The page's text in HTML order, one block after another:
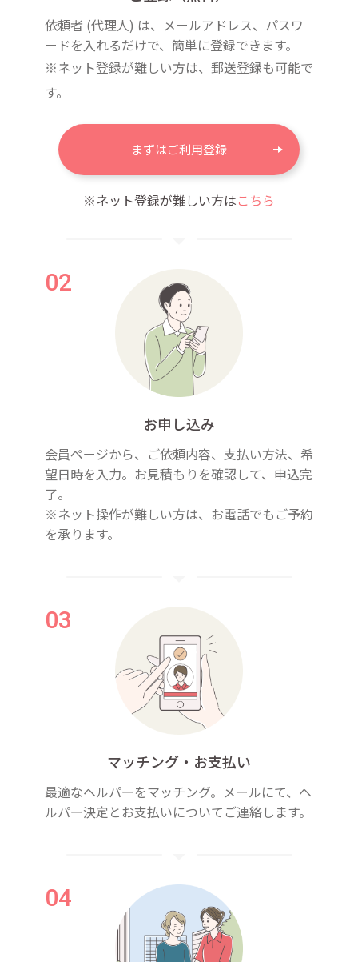
依頼者 (代理人) は、メールアドレス、パスワ
ードを入れるだけで、簡単に登録できます。
※ネット登録が難しい方は、郵送登録も可能で
す。
まずはご利用登録
※ネット登録が難しい方はこちら
お申し込み
会員ページから、ご依頼内容、支払い方法、希
望日時を入力。お見積もりを確認して、申込完
了。
※ネット操作が難しい方は、お電話でもご予約
を承ります。
マッチング・お支払い
最適なヘルパーをマッチング。メールにて、ヘ
ルパー決定とお支払いについてご連絡します。